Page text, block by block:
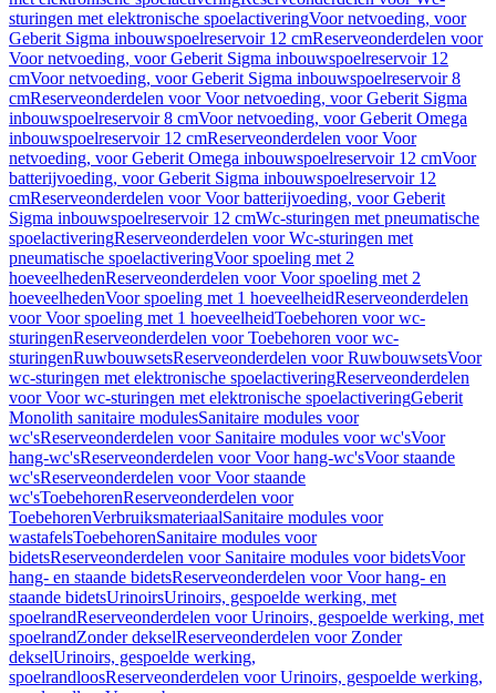
sturingen met elektronische spoelactiveringVoor netvoeding, voor
Geberit Sigma inbouwspoelreservoir 12 cmReserveonderdelen voor
Voor netvoeding, voor Geberit Sigma inbouwspoelreservoir 12
cmVoor netvoeding, voor Geberit Sigma inbouwspoelreservoir 8
cmReserveonderdelen voor Voor netvoeding, voor Geberit Sigma
inbouwspoelreservoir 8 cmVoor netvoeding, voor Geberit Omega
inbouwspoelreservoir 12 cmReserveonderdelen voor Voor
netvoeding, voor Geberit Omega inbouwspoelreservoir 12 cmVoor
batterijvoeding, voor Geberit Sigma inbouwspoelreservoir 12
cmReserveonderdelen voor Voor batterijvoeding, voor Geberit
Sigma inbouwspoelreservoir 12 cmWc-sturingen met pneumatische
spoelactiveringReserveonderdelen voor Wc-sturingen met
pneumatische spoelactiveringVoor spoeling met 2
hoeveelhedenReserveonderdelen voor Voor spoeling met 2
hoeveelhedenVoor spoeling met 1 hoeveelheidReserveonderdelen
voor Voor spoeling met 1 hoeveelheidToebehoren voor wc-
sturingenReserveonderdelen voor Toebehoren voor wc-
sturingenRuwbouwsetsReserveonderdelen voor RuwbouwsetsVoor
wc-sturingen met elektronische spoelactiveringReserveonderdelen
voor Voor wc-sturingen met elektronische spoelactiveringGeberit
Monolith sanitaire modulesSanitaire modules voor
wc'sReserveonderdelen voor Sanitaire modules voor wc'sVoor
hang-wc'sReserveonderdelen voor Voor hang-wc'sVoor staande
wc'sReserveonderdelen voor Voor staande
wc'sToebehorenReserveonderdelen voor
ToebehorenVerbruiksmateriaalSanitaire modules voor
wastafelsToebehorenSanitaire modules voor
bidetsReserveonderdelen voor Sanitaire modules voor bidetsVoor
hang- en staande bidetsReserveonderdelen voor Voor hang- en
staande bidetsUrinoirsUrinoirs, gespoelde werking, met
spoelrandReserveonderdelen voor Urinoirs, gespoelde werking, met
spoelrandZonder dekselReserveonderdelen voor Zonder
dekselUrinoirs, gespoelde werking,
spoelrandloosReserveonderdelen voor Urinoirs, gespoelde werking,